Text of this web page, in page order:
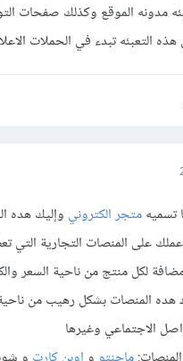
مدونه الموقع وكذلك صفحات
التعبئه تبدء في الحملات
متجر الكتروني وإليك هده
على المنصات التجارية التي
لكل منتج من ناحية السعر
المنصات بشكل رهيب من
الاجتماعي وغيرها